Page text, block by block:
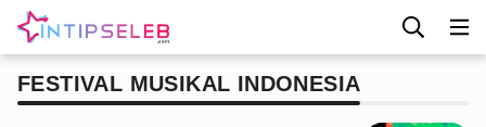
FESTIVAL MUSIKAL INDONESIA